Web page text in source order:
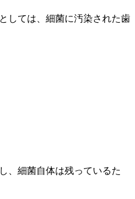
しては、細菌に汚染された歯
、細菌自体は残っているた